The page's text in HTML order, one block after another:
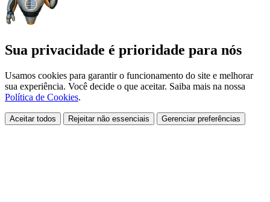
Sua privacidade é prioridade para nós
Usamos cookies para garantir o funcionamento do site e melhorar
sua experiência. Você decide o que aceitar. Saiba mais na nossa
Política de Cookies.
Aceitar todos Rejeitar não essenciais Gerenciar preferências